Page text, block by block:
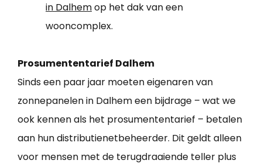
in Dalhemop het dak van een
wooncomplex.
Prosumententarief Dalhem
Sinds een paar jaar moeten eigenaren van
zonnepanelen in Dalhem een bijdrage – wat we
ook kennen als het prosumententarief – betalen
aan hun distributienetbeheerder. Dit geldt alleen
voor mensen met de terugdraaiende teller plus